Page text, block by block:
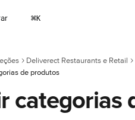
⌘K
Deliverect Restaurants e Retail
de produtos
categorias